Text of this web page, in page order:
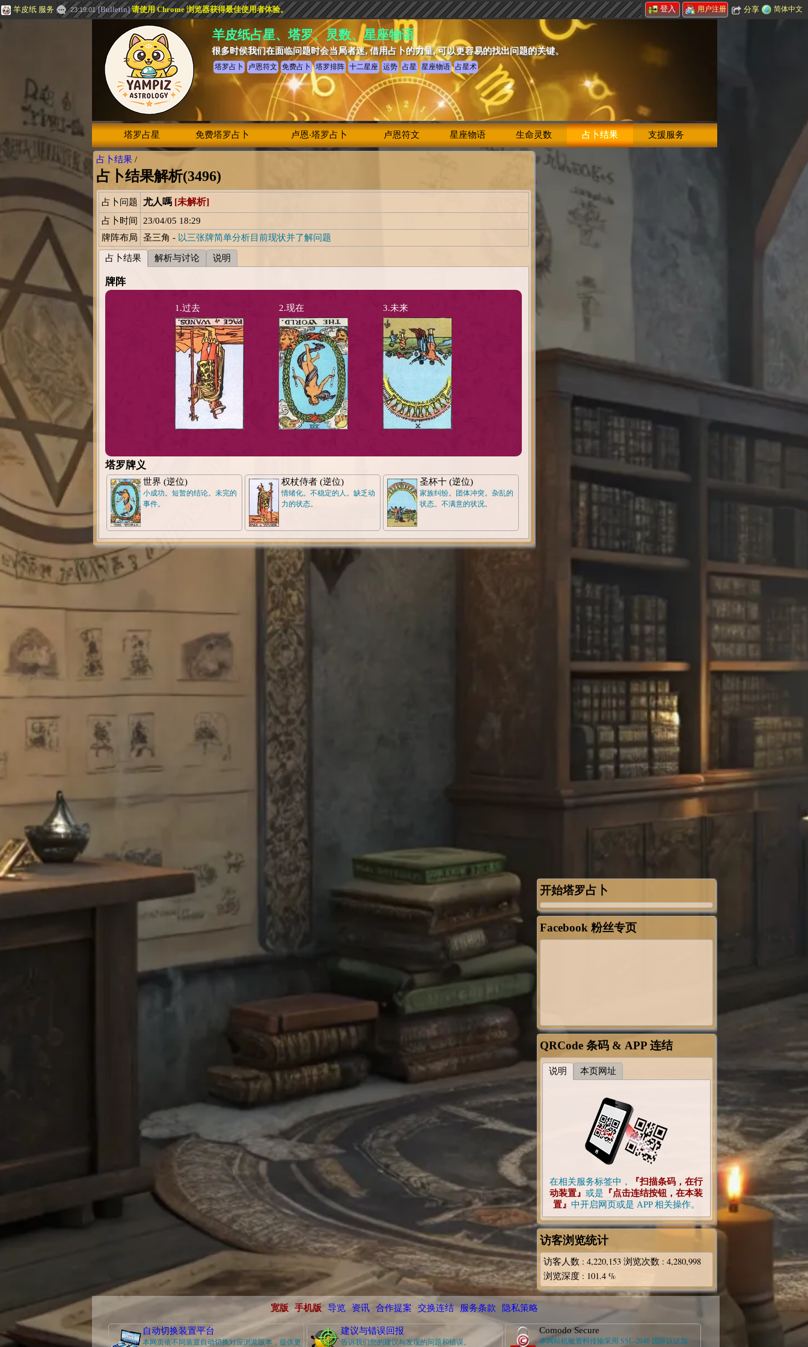
羊皮纸 服务 23:19:01 [Bulletin]请使用 Chrome 浏览器获得最佳使用者体验。 登入 用户注册 分享 简体中文
羊皮纸占星、塔罗、灵数、星座物语
很多时侯我们在面临问题时会当局者迷, 借用占卜的力量, 可以更容易的找出问题的关键。
塔罗占卜 卢恩符文 免费占卜 塔罗排阵 十二星座 运势 占星 星座物语 占星术
塔罗占星 免费塔罗占卜 卢恩‧塔罗占卜 卢恩符文 星座物语 生命灵数 占卜结果 支援服务
占卜结果/
占卜结果解析(3496)
占卜问题 尤人嗎 [未解析]
占卜时间
23/04/05 18:29
牌阵布局
圣三角 - 以三张牌简单分析目前现状并了解问题
占卜结果 解析与讨论 说明
牌阵
1.过去 2.现在 3.未来
塔罗牌义
世界 (逆位)
小成功。短暂的结论。未完的
事件。
权杖侍者 (逆位)
情绪化。不稳定的人。缺乏动
力的状态。
圣杯十 (逆位)
家族纠纷。团体冲突。杂乱的
状态。不满意的状况。
开始塔罗占卜
Facebook 粉丝专页
QRCode 条码 & APP 连结
说明 本页网址
在相关服务标签中，
『扫描条码，在行
动装置』 或是 『点击连结按钮，在本装
置』 中开启网页或是 APP 相关操作。
访客浏览统计
访客人数 : 4,220,153 浏览次数 : 4,280,998
浏览深度: 101.4 %
宽版 手机版 导览 资讯 合作提案 交换连结 服务条款 隐私策略
自动切换装置平台
本网页依不同装置自动切换对应浏览版本，提供更
建议与错误回报
告诉我们您的建议与发现的问题和错误。
Comodo Secure
本网站机敏资料传输采用 SSL-2048 国际认证加